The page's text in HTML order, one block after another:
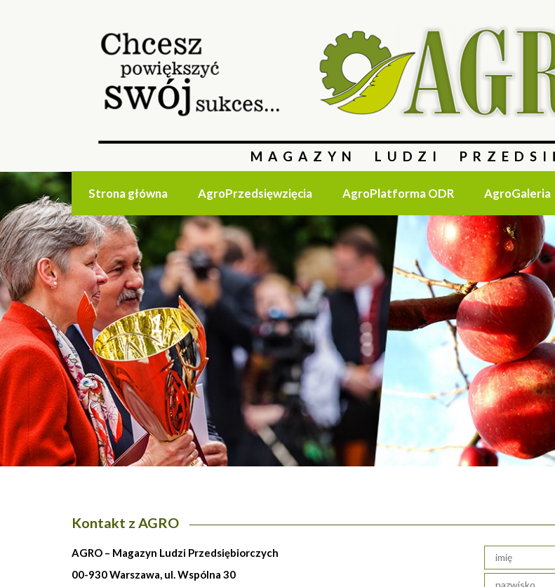
MAGAZYN LUDZI
Strona główna AgroPrzedsięwzięcia AgroPlatforma ODR AgroGaleria
1
Kontakt z AGRO
AGRO – Magazyn Ludzi Przedsiębiorczych
00-930 Warszawa, ul. Wspólna 30